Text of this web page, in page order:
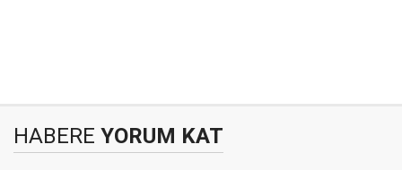
HABERE YORUM KAT